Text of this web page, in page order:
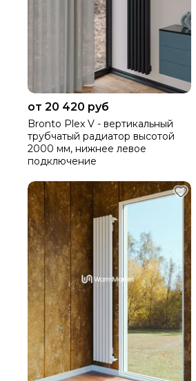
от 20 420 руб
Bronto Plex V - вертикальный
трубчатый радиатор высотой
2000 мм, нижнее левое
подключение